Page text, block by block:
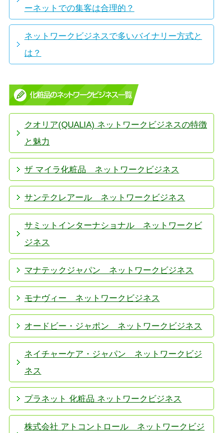
ーネットでの集客は合理的？
ネットワークビジネスで多いバイナリー方式と
は？
クオリア(QUALIA) ネットワークビジネスの特徴
と魅力
ザ マイラ化粧品 ネットワークビジネス
サンテクレアール ネットワークビジネス
サミットインターナショナル ネットワークビ
ジネス
マナテックジャパン ネットワークビジネス
モナヴィー ネットワークビジネス
オードビー・ジャポン ネットワークビジネス
ネイチャーケア・ジャパン ネットワークビジ
ネス
プラネット 化粧品 ネットワークビジネス
株式会社 アトコントロール ネットワークビジ